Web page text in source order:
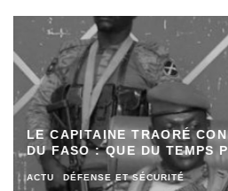
LE CAPITAINE TRAORÉ
DU FASO : QUE DU TEMPS
ACTU DÉFENSE ET SÉCURITÉ